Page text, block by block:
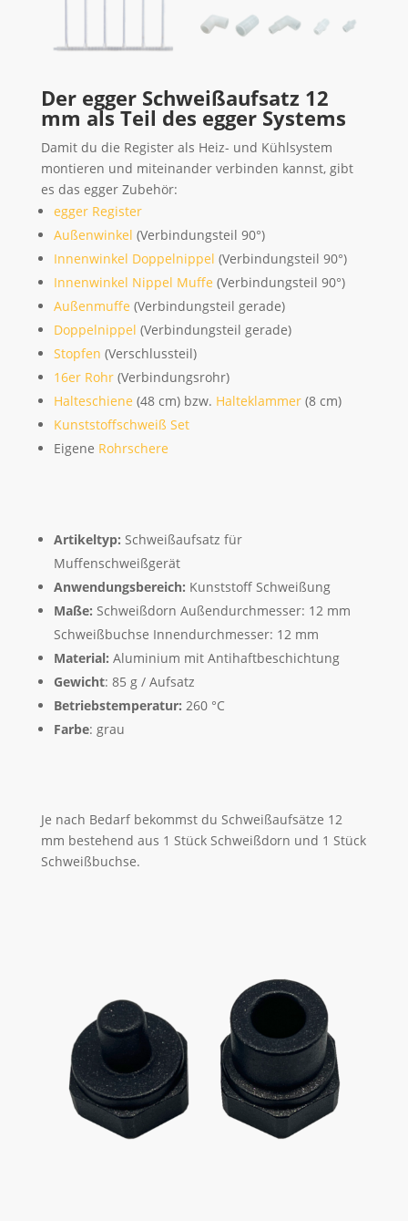
Der egger Schweißaufsatz 12
mm als Teil des egger Systems
Damit du die Register als Heiz- und Kühlsystem
montieren und miteinander verbinden kannst, gibt
es das egger Zubehör:
egger Register
Außenwinkel (Verbindungsteil 90°)
Innenwinkel Doppelnippel (Verbindungsteil 90°)
Innenwinkel Nippel Muffe (Verbindungsteil 90°)
Außenmuffe (Verbindungsteil gerade)
Doppelnippel (Verbindungsteil gerade)
Stopfen (Verschlussteil)
16er Rohr(Verbindungsrohr)
Halteschiene (48 cm) bzw. Halteklammer(8 cm)
Kunststoffschweiß Set
Eigene Rohrschere
Artikeltyp: Schweißaufsatz für
Muffenschweißgerät
Anwendungsbereich: Kunststoff Schweißung
Maße: Schweißdorn Außendurchmesser: 12 mm
Schweißbuchse Innendurchmesser: 12 mm
Material: Aluminium mit Antihaftbeschichtung
Gewicht: 85 g / Aufsatz
Betriebstemperatur: 260 °C
Farbe: grau
Je nach Bedarf bekommst du Schweißaufsätze 12
mm bestehend aus 1 Stück Schweißdorn und 1 Stück
Schweißbuchse.